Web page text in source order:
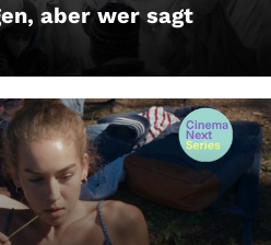
aber wer sagt